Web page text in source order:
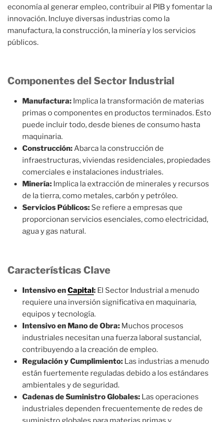
economía al generar empleo, contribuir al PIB y fomentar la
innovación. Incluye diversas industrias como la
manufactura, la construcción, la minería y los servicios
públicos.
Componentes del Sector Industrial
Manufactura: Implica la transformación de materias
primas o componentes en productos terminados. Esto
puede incluir todo, desde bienes de consumo hasta
maquinaria.
Construcción:Abarca la construcción de
infraestructuras, viviendas residenciales, propiedades
comerciales e instalaciones industriales.
Minería: Implica la extracción de minerales y recursos
de la tierra, como metales, carbón y petróleo.
Servicios Públicos: Se refiere a empresas que
proporcionan servicios esenciales, como electricidad,
agua y gas natural.
Características Clave
Intensivo enCapital: El Sector Industrial a menudo
requiere una inversión significativa en maquinaria,
equipos y tecnología.
Intensivo en Mano de Obra: Muchos procesos
industriales necesitan una fuerza laboral sustancial,
contribuyendo a la creación de empleo.
Regulación y Cumplimiento: Las industrias a menudo
están fuertemente reguladas debido a los estándares
ambientales y de seguridad.
Cadenas de Suministro Globales: Las operaciones
industriales dependen frecuentemente de redes de